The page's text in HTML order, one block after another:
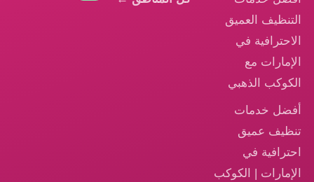
التنظيف العميق
الاحترافية في
الإمارات مع
الكوكب الذهبي
أفضل خدمات
تنظيف عميق
احترافية في
الإمارات | الكوكب